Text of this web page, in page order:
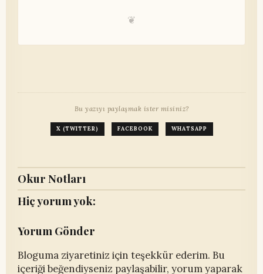
❦
Bu yazıyı paylaşmak ister misiniz?
X (TWITTER) FACEBOOK WHATSAPP
Okur Notları
Hiç yorum yok:
Yorum Gönder
Bloguma ziyaretiniz için teşekkür ederim. Bu
içeriği beğendiyseniz paylaşabilir, yorum yaparak